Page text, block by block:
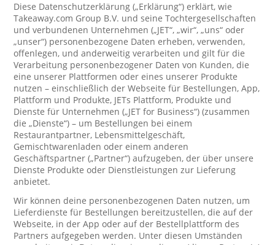
Diese Datenschutzerklärung („Erklärung“) erklärt, wie
Takeaway.com Group B.V. und seine Tochtergesellschaften
und verbundenen Unternehmen („JET“, „wir“, „uns“ oder
„unser“) personenbezogene Daten erheben, verwenden,
offenlegen, und anderweitig verarbeiten und gilt für die
Verarbeitung personenbezogener Daten von Kunden, die
eine unserer Plattformen oder eines unserer Produkte
nutzen – einschließlich der Webseite für Bestellungen, App,
Plattform und Produkte, JETs Plattform, Produkte und
Dienste für Unternehmen („JET for Business“) (zusammen
die „Dienste“) – um Bestellungen bei einem
Restaurantpartner, Lebensmittelgeschäft,
Gemischtwarenladen oder einem anderen
Geschäftspartner („Partner“) aufzugeben, der über unsere
Dienste Produkte oder Dienstleistungen zur Lieferung
anbietet.
Wir können deine personenbezogenen Daten nutzen, um
Lieferdienste für Bestellungen bereitzustellen, die auf der
Webseite, in der App oder auf der Bestellplattform des
Partners aufgegeben werden. Unter diesen Umständen